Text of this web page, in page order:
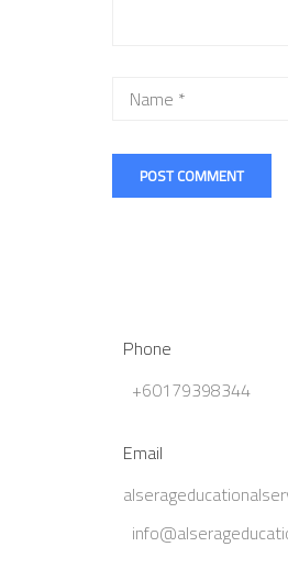
Phone
+60179398344
Email